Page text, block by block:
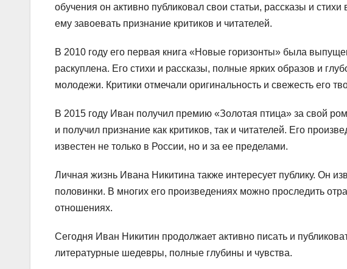
обучения он активно публиковал свои статьи, рассказы и
ему завоевать признание критиков и читателей.
В 2010 году его первая книга «Новые горизонты» была
раскуплена. Его стихи и рассказы, полные ярких образов и
молодежи. Критики отмечали оригинальность и свежесть его
В 2015 году Иван получил премию «Золотая птица» за свой
и получил признание как критиков, так и читателей. Его
известен не только в России, но и за ее пределами.
Личная жизнь Ивана Никитина также интересует публику. Он
половинки. В многих его произведениях можно проследить
отношениях.
Сегодня Иван Никитин продолжает активно писать и
литературные шедевры, полные глубины и чувства.